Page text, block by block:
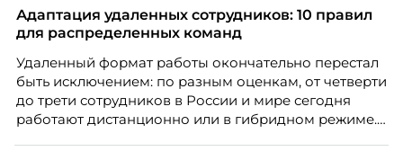
Адаптация удаленных сотрудников: 10 правил
для распределенных команд
Удаленный формат работы окончательно перестал
быть исключением: по разным оценкам, от четверти
до трети сотрудников в России и мире сегодня
работают дистанционно или в гибридном режиме.